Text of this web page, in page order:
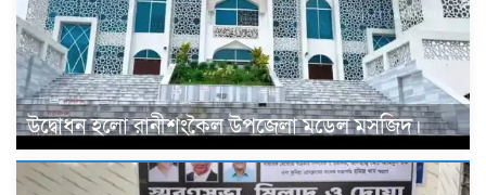
উদ্বোধন হলো রানীশংকৈল উপজেলা মডেল মসজিদ।